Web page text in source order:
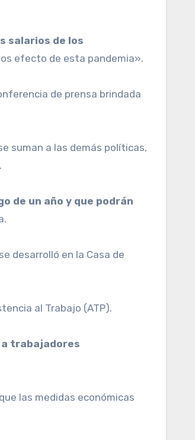
efecto de esta pandemia».
de prensa brindada
suman a las demás políticas,
de un año y que podrán
desarrolló en la Casa de
al Trabajo (ATP).
trabajadores
las medidas económicas